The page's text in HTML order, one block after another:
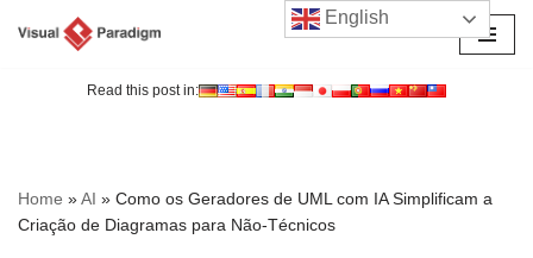
Read this post in:
Home »AI » Como os Geradores de UML com IA Simplificam a
Criação de Diagramas para Não-Técnicos
English